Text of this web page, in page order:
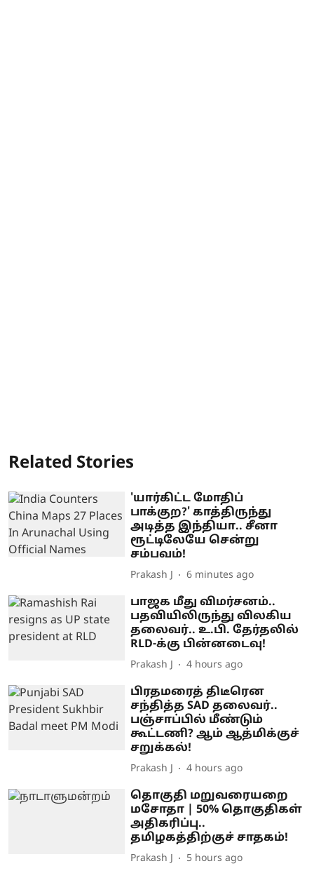
Related Stories
'யார்கிட்ட மோதிப்
பாக்குற?' காத்திருந்து
அடித்த இந்தியா.. சீனா
ரூட்டிலேயே சென்று
சம்பவம்!
Prakash J 6 minutes ago
பாஜக மீது விமர்சனம்..
பதவியிலிருந்து விலகிய
தலைவர்.. உ.பி. தேர்தலில்
RLD-க்கு பின்னடைவு!
Prakash J 4 hours ago
பிரதமரைத் திடீரென
சந்தித்த SAD தலைவர்..
பஞ்சாப்பில் மீண்டும்
கூட்டணி? ஆம் ஆத்மிக்குச்
சறுக்கல்!
Prakash J 4 hours ago
தொகுதி மறுவரையறை
மசோதா | 50% தொகுதிகள்
அதிகரிப்பு..
தமிழகத்திற்குச் சாதகம்!
Prakash J 5 hours ago